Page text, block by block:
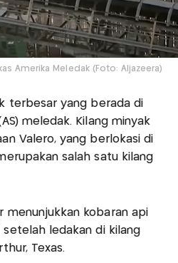
Amerika Meledak (Foto: Aljazeera)
terbesar yang berada di
meledak. Kilang minyak
Valero, yang berlokasi di
salah satu kilang
menunjukkan kobaran api
ledakan di kilang
Texas.